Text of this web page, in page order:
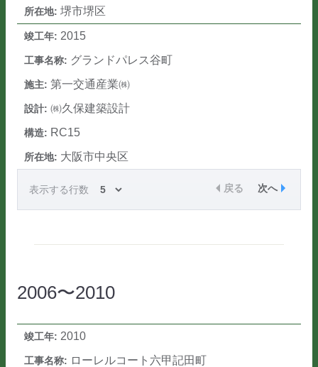
堺市堺区
2015
グランドパレス谷町
第一交通産業㈱
㈱久保建築設計
RC15
大阪市中央区
表示する行数 戻る 次へ
2006〜2010
2010
ローレルコート六甲記田町